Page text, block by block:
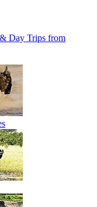
Day Trips from